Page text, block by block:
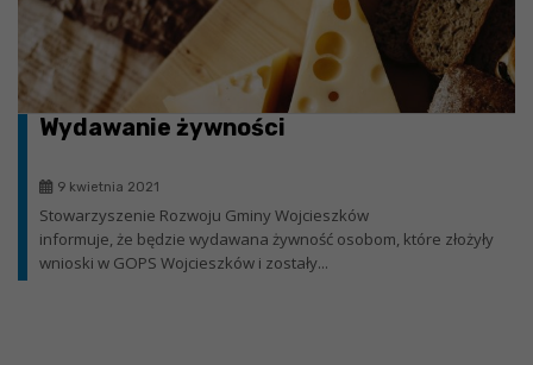
Wydawanie żywności
9 kwietnia 2021
Stowarzyszenie Rozwoju Gminy Wojcieszków
informuje, że będzie wydawana żywność osobom, które złożyły
wnioski w GOPS Wojcieszków i zostały...